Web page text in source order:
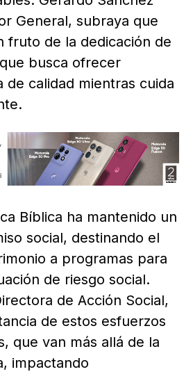
General, subraya que
fruto de la dedicación de
busca ofrecer
de calidad mientras cuida
Bíblica ha mantenido un
social, destinando el
a programas para
de riesgo social.
de Acción Social,
de estos esfuerzos
que van más allá de la
impactando